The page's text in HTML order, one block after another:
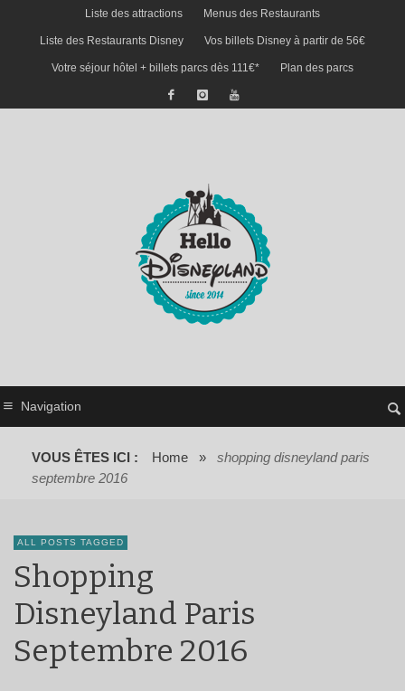
Liste des attractions Menus des Restaurants
Liste des Restaurants Disney Vos billets Disney à partir de 56€
Votre séjour hôtel + billets parcs dès 111€* Plan des parcs
Navigation
VOUS ÊTES ICI : Home »
shopping disneyland paris
septembre 2016
ALL POSTS TAGGED
Shopping
Disneyland Paris
Septembre 2016